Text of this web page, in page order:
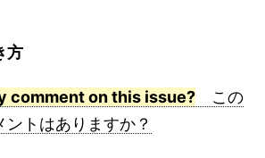
方
comment on this issue? この
トはありますか？